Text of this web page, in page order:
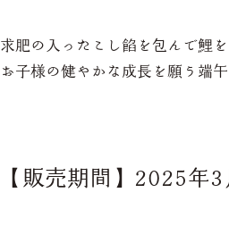
求肥の入ったこし餡を包んで鯉
お子様の健やかな成長を願う端
【販売期間】2025年